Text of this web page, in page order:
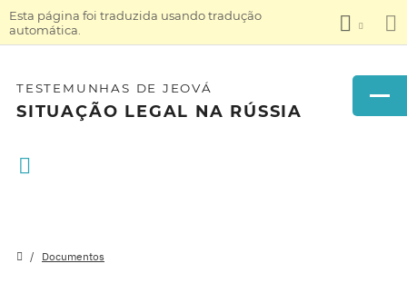
Esta página foi traduzida usando tradução
automática.
TESTEMUNHAS DE JEOVÁ
SITUAÇÃO LEGAL NA RÚSSIA
Documentos